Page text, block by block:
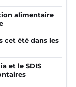
alimentaire
cet été dans les
et le SDIS